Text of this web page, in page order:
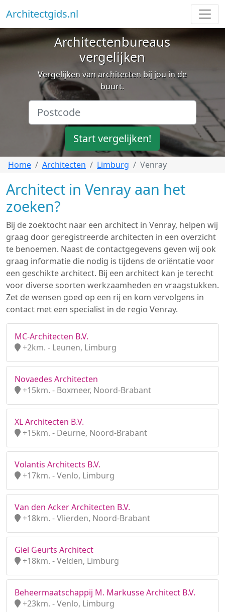
Architectgids.nl
Architectenbureaus
vergelijken
Vergelijken van architecten bij jou in de
buurt.
Start vergelijken!
Home Architecten Limburg Venray
Architect in Venray aan het
zoeken?
Bij de zoektocht naar een architect in Venray, helpen wij
graag door geregistreerde architecten in een overzicht
te benoemen. Naast de contactgegevens geven wij ook
graag informatie die nodig is tijdens de oriëntatie voor
een geschikte architect. Bij een architect kan je terecht
voor diverse soorten werkzaamheden en vraagstukken.
Zet de wensen goed op een rij en kom vervolgens in
contact met een specialist in de regio Venray.
MC-Architecten B.V.
+2km. - Leunen, Limburg
Novaedes Architecten
+15km. - Boxmeer, Noord-Brabant
XL Architecten B.V.
+15km. - Deurne, Noord-Brabant
Volantis Architects B.V.
+17km. - Venlo, Limburg
Van den Acker Architecten B.V.
+18km. - Vlierden, Noord-Brabant
Giel Geurts Architect
+18km. - Velden, Limburg
Beheermaatschappij M. Markusse Architect B.V.
+23km. - Venlo, Limburg